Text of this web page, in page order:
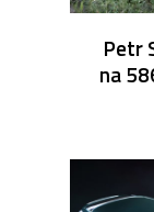
Petr
na